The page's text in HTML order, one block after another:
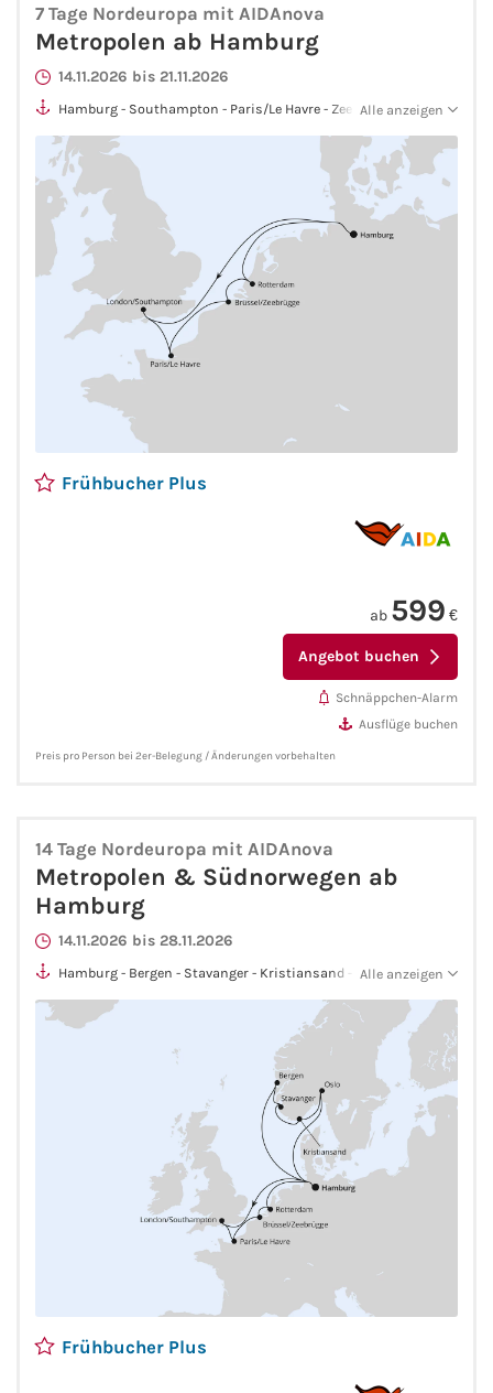
Flusskreuzfahrten
A-ROSA Flusskreuzfahrten
VIVA Cruises Flusskreuzfahrten
nicko cruises Flusskreuzfahrten
Plantours Flusskreuzfahrten
1AVista Flusskreuzfahrten
Phoenix Reisen Flusskreuzfahrten
Last Minute Flusskreuzfahrten
Fähren
Stena Line
Fähre nach Dänemark
Fähre nach Norwegen
Fähre nach Schweden
Fähre nach England
Fähre nach Litauen
Kreuzfahrt-Newsletter
7 Tage Nordeuropa mit AIDAnova
Metropolen ab Hamburg
14.11.2026 bis 21.11.2026
Hamburg - Southampton - Paris/Le Havre - Zeebrügge -Alle anzeigen
Frühbucher Plus
ab 599 €
Angebot buchen
Schnäppchen-Alarm
Ausflüge buchen
Preis pro Person bei 2er-Belegung / Änderungen vorbehalten
14 Tage Nordeuropa mit AIDAnova
Metropolen & Südnorwegen ab
Hamburg
14.11.2026 bis 28.11.2026
Hamburg - Bergen - Stavanger - Kristiansand - Oslo - Hamburg
Hamburg
Alle anzeigen
Frühbucher Plus